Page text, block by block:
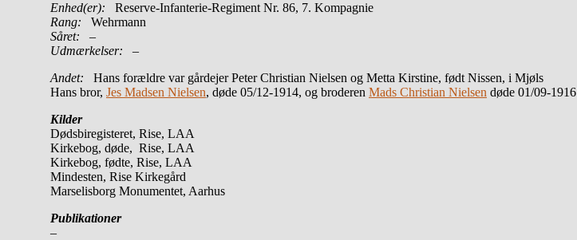
Enhed(er):
Reserve-Infanterie-Regiment Nr. 86, 7. Kompagnie
Rang:
Wehrmann
Såret: –
Udmærkelser: –
Andet: Hans forældre var gårdejer Peter Christian Nielsen og Metta Kirstine, født Nissen, i Mjøls
Hans bror, Jes Madsen Nielsen, døde 05/12-1914, og broderen Mads Christian Nielsen døde 01/09-1916
Kilder
Dødsbiregisteret, Rise, LAA
Kirkebog, døde, Rise, LAA
Kirkebog, fødte, Rise, LAA
Mindesten, Rise Kirkegård
Marselisborg Monumentet, Aarhus
Publikationer
–